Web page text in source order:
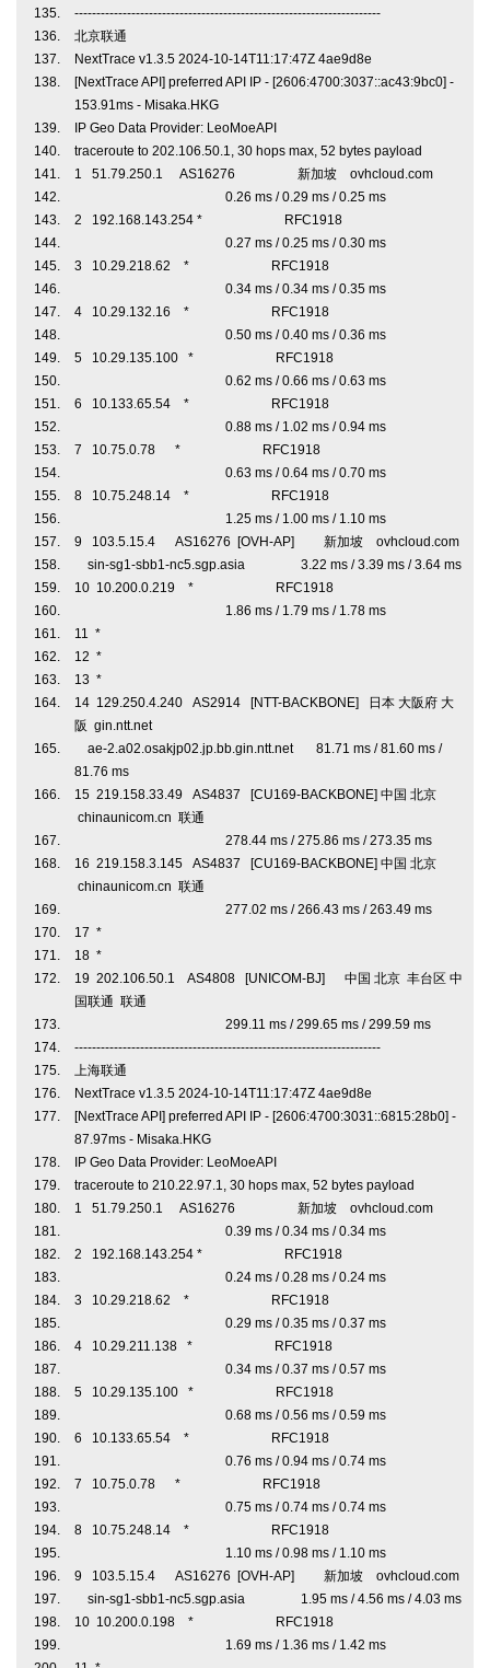
----------------------------------------------------------------------
北京联通
NextTrace v1.3.5 2024-10-14T11:17:47Z 4ae9d8e
[NextTrace API] preferred API IP - [2606:4700:3037::ac43:9bc0] -
153.91ms - Misaka.HKG
IP Geo Data Provider: LeoMoeAPI
traceroute to 202.106.50.1, 30 hops max, 52 bytes payload
1 51.79.250.1 AS16276 新加坡 ovhcloud.com
0.26 ms / 0.29 ms / 0.25 ms
2 192.168.143.254 * RFC1918
0.27 ms / 0.25 ms / 0.30 ms
3 10.29.218.62 * RFC1918
0.34 ms / 0.34 ms / 0.35 ms
4 10.29.132.16 * RFC1918
0.50 ms / 0.40 ms / 0.36 ms
5 10.29.135.100 * RFC1918
0.62 ms / 0.66 ms / 0.63 ms
6 10.133.65.54 * RFC1918
0.88 ms / 1.02 ms / 0.94 ms
7 10.75.0.78 * RFC1918
0.63 ms / 0.64 ms / 0.70 ms
8 10.75.248.14 * RFC1918
1.25 ms / 1.00 ms / 1.10 ms
9 103.5.15.4 AS16276 [OVH-AP] 新加坡 ovhcloud.com
sin-sg1-sbb1-nc5.sgp.asia 3.22 ms / 3.39 ms / 3.64 ms
10 10.200.0.219 * RFC1918
1.86 ms / 1.79 ms / 1.78 ms
11 *
12 *
13 *
14 129.250.4.240 AS2914 [NTT-BACKBONE] 日本 大阪府 大
阪 gin.ntt.net
ae-2.a02.osakjp02.jp.bb.gin.ntt.net 81.71 ms / 81.60 ms /
81.76 ms
15 219.158.33.49 AS4837 [CU169-BACKBONE] 中国 北京
chinaunicom.cn 联通
278.44 ms / 275.86 ms / 273.35 ms
16 219.158.3.145 AS4837 [CU169-BACKBONE] 中国 北京
chinaunicom.cn 联通
277.02 ms / 266.43 ms / 263.49 ms
17 *
18 *
19 202.106.50.1 AS4808 [UNICOM-BJ] 中国 北京 丰台区 中
国联通 联通
299.11 ms / 299.65 ms / 299.59 ms
----------------------------------------------------------------------
上海联通
NextTrace v1.3.5 2024-10-14T11:17:47Z 4ae9d8e
[NextTrace API] preferred API IP - [2606:4700:3031::6815:28b0] -
87.97ms - Misaka.HKG
IP Geo Data Provider: LeoMoeAPI
traceroute to 210.22.97.1, 30 hops max, 52 bytes payload
1 51.79.250.1 AS16276 新加坡 ovhcloud.com
0.39 ms / 0.34 ms / 0.34 ms
2 192.168.143.254 * RFC1918
0.24 ms / 0.28 ms / 0.24 ms
3 10.29.218.62 * RFC1918
0.29 ms / 0.35 ms / 0.37 ms
4 10.29.211.138 * RFC1918
0.34 ms / 0.37 ms / 0.57 ms
5 10.29.135.100 * RFC1918
0.68 ms / 0.56 ms / 0.59 ms
6 10.133.65.54 * RFC1918
0.76 ms / 0.94 ms / 0.74 ms
7 10.75.0.78 * RFC1918
0.75 ms / 0.74 ms / 0.74 ms
8 10.75.248.14 * RFC1918
1.10 ms / 0.98 ms / 1.10 ms
9 103.5.15.4 AS16276 [OVH-AP] 新加坡 ovhcloud.com
sin-sg1-sbb1-nc5.sgp.asia 1.95 ms / 4.56 ms / 4.03 ms
10 10.200.0.198 * RFC1918
1.69 ms / 1.36 ms / 1.42 ms